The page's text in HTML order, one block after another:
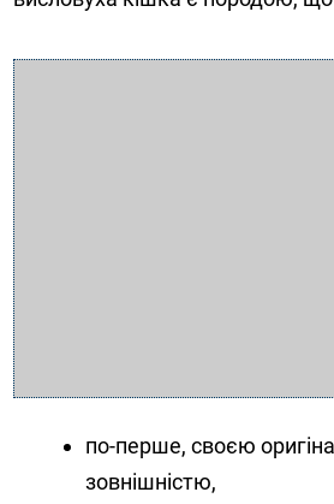
по-перше, своєю
зовнішністю,